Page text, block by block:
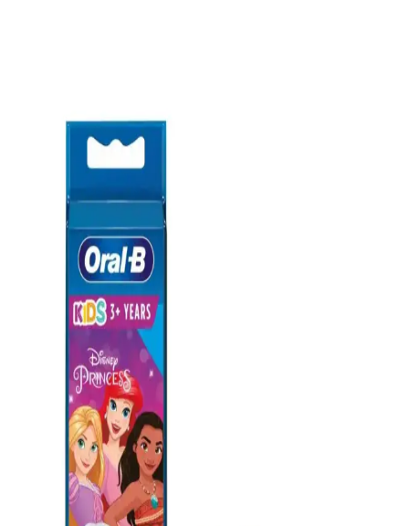
Kyver’in 3D White 4’lü Oral-B uyumlu fırça başlığı, nazik temizlik
performans detaylarıyla, diş sağlığına katkı sağlayan bu ürün
hakkında bilmeniz gerekenler.
Qartz Diş Temizleme ve Beyazlatma Pastası: Etkili
ve Güvenli Diş Bakım Ürünü
Qartz diş temizleme ve beyazlatma pastası, leke ve tartar sorunlarını
hedefleyen, kontrollü ve etkili temizlik sağlayan Türkiye menşeli bir
ürün. Güçlü formülüyle dişleri nazikçe temizler ve doğal parlaklığı
geri kazandırır.
Magic Kit Diş Temizleme Kiti: Doğal ve Etkili Diş
Temizliği Çözümü
Magic Kit diş temizleme kiti, bitkisel içeriklerle formüle edilmiş,
dişlerdeki lekeleri gideren ve doğal yapıya zarar vermeden temizlik
sağlayan pratik bir ürün. Kullanımı kolay ve güvenilir.
Türkiye Menşeli Mikro Partiküllü Diş Macunu ile
Güzel ve Sağlıklı Gülüşler